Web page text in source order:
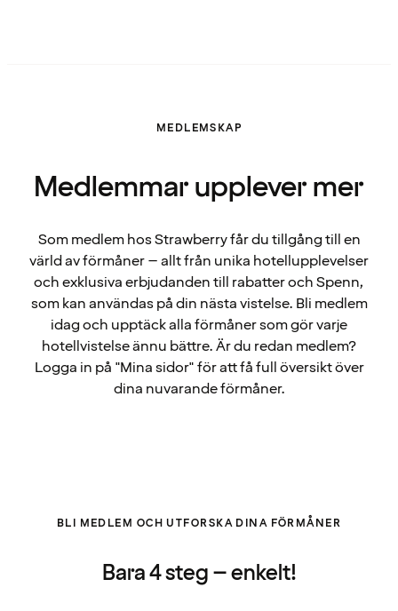
MEDLEMSKAP
Medlemmar upplever mer
Som medlem hos Strawberry får du tillgång till en
värld av förmåner – allt från unika hotellupplevelser
och exklusiva erbjudanden till rabatter och Spenn,
som kan användas på din nästa vistelse. Bli medlem
idag och upptäck alla förmåner som gör varje
hotellvistelse ännu bättre. Är du redan medlem?
Logga in på "Mina sidor" för att få full översikt över
dina nuvarande förmåner.
BLI MEDLEM OCH UTFORSKA DINA FÖRMÅNER
Bara 4 steg – enkelt!